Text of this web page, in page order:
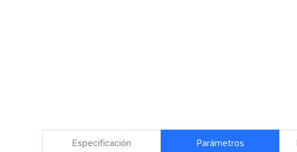
Especificación Parámetros